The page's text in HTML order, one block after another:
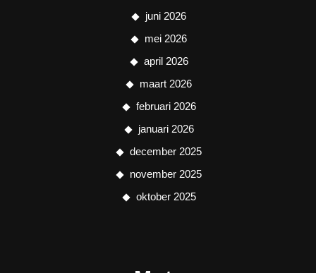
juni 2026
mei 2026
april 2026
maart 2026
februari 2026
januari 2026
december 2025
november 2025
oktober 2025